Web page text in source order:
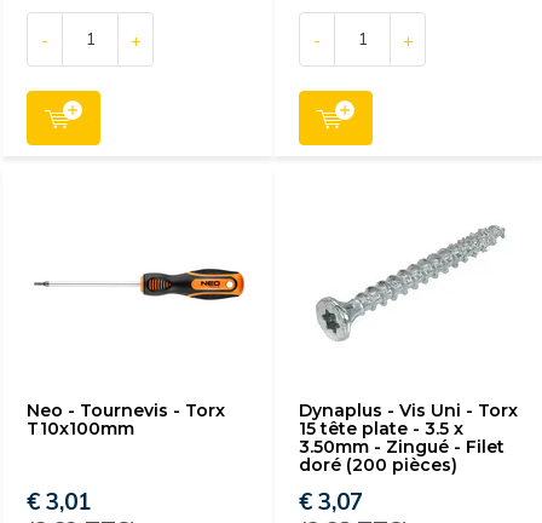
- + - +
Neo - Tournevis - Torx
T10x100mm
€ 3,01
Dynaplus - Vis Uni - Torx
15 tête plate - 3.5 x
3.50mm - Zingué - Filet
doré (200 pièces)
€ 3,07